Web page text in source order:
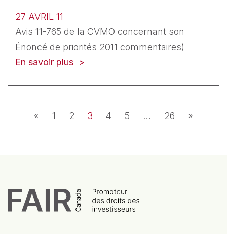
27 AVRIL 11
Avis 11-765 de la CVMO concernant son
Énoncé de priorités 2011 commentaires)
En savoir plus
Navigation dans les articles
« 1 2 3 4 5 … 26 »